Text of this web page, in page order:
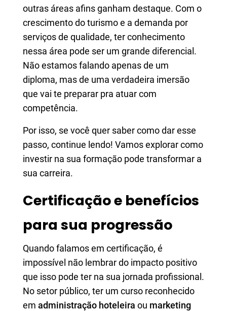
outras áreas afins ganham destaque. Com o
crescimento do turismo e a demanda por
serviços de qualidade, ter conhecimento
nessa área pode ser um grande diferencial.
Não estamos falando apenas de um
diploma, mas de uma verdadeira imersão
que vai te preparar pra atuar com
competência.
Por isso, se você quer saber como dar esse
passo, continue lendo! Vamos explorar como
investir na sua formação pode transformar a
sua carreira.
Certificação e benefícios
para sua progressão
Quando falamos em certificação, é
impossível não lembrar do impacto positivo
que isso pode ter na sua jornada profissional.
No setor público, ter um curso reconhecido
em administração hoteleira ou marketing